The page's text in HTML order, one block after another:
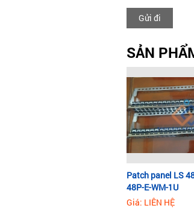
Gửi đi
SẢN
Patch panel LS
48P-E-WM-1U
Giá: LIÊN HỆ